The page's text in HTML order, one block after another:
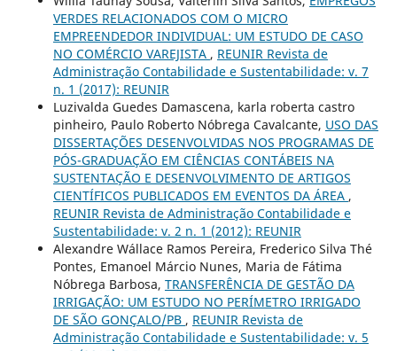
VERDES RELACIONADOS COM O MICRO
EMPREENDEDOR INDIVIDUAL: UM ESTUDO DE CASO
NO COMÉRCIO VAREJISTA , REUNIR Revista de
Administração Contabilidade e Sustentabilidade: v. 7
n. 1 (2017): REUNIR
Luzivalda Guedes Damascena, karla roberta castro
pinheiro, Paulo Roberto Nóbrega Cavalcante, USO DAS
DISSERTAÇÕES DESENVOLVIDAS NOS PROGRAMAS DE
PÓS-GRADUAÇÃO EM CIÊNCIAS CONTÁBEIS NA
SUSTENTAÇÃO E DESENVOLVIMENTO DE ARTIGOS
CIENTÍFICOS PUBLICADOS EM EVENTOS DA ÁREA ,
REUNIR Revista de Administração Contabilidade e
Sustentabilidade: v. 2 n. 1 (2012): REUNIR
Alexandre Wállace Ramos Pereira, Frederico Silva Thé
Pontes, Emanoel Márcio Nunes, Maria de Fátima
Nóbrega Barbosa, TRANSFERÊNCIA DE GESTÃO DA
IRRIGAÇÃO: UM ESTUDO NO PERÍMETRO IRRIGADO
DE SÃO GONÇALO/PB , REUNIR Revista de
Administração Contabilidade e Sustentabilidade: v. 5